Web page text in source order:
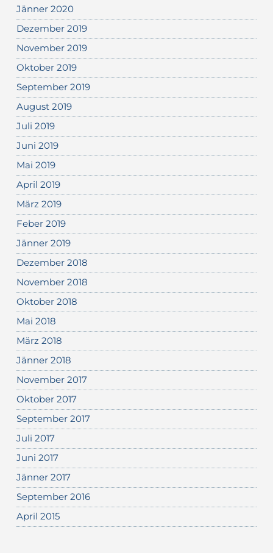
Jänner 2020
Dezember 2019
November 2019
Oktober 2019
September 2019
August 2019
Juli 2019
Juni 2019
Mai 2019
April 2019
März 2019
Feber 2019
Jänner 2019
Dezember 2018
November 2018
Oktober 2018
Mai 2018
März 2018
Jänner 2018
November 2017
Oktober 2017
September 2017
Juli 2017
Juni 2017
Jänner 2017
September 2016
April 2015